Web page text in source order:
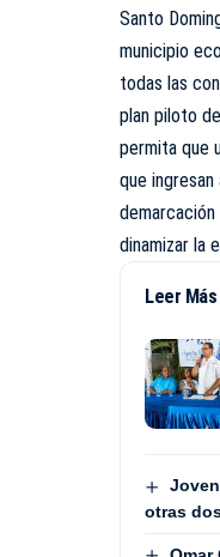
Santo
municipio
todas las
plan piloto
permita que
que
dinamizar la
Leer Más
otras